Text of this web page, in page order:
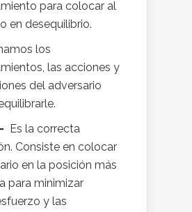
para colocar al
en desequilibrio.
los
las acciones y
del adversario
Es la correcta
Consiste en colocar
en la posición más
para minimizar
y las